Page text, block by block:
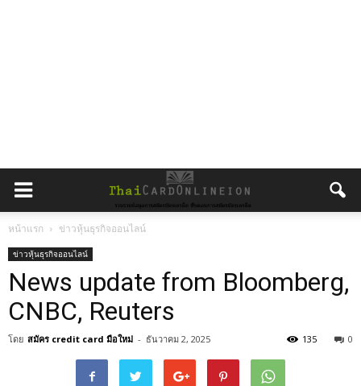
หน้าแรก ข่าวหุ้นธุรกิจออนไลน์
ข่าวหุ้นธุรกิจออนไลน์
News update from Bloomberg,
CNBC, Reuters
โดย สมัคร credit card มือใหม่ - ธันวาคม 2, 2025 0
135